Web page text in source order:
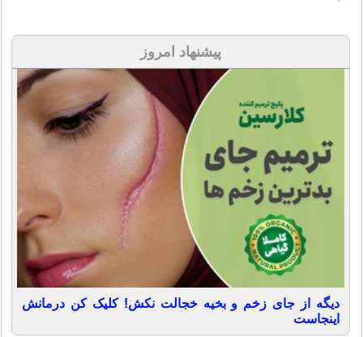
پیشنهاد امروز
دیگه از جای زخم و بخیه خجالت نکش! کلیک کن درمانش
اینجاست